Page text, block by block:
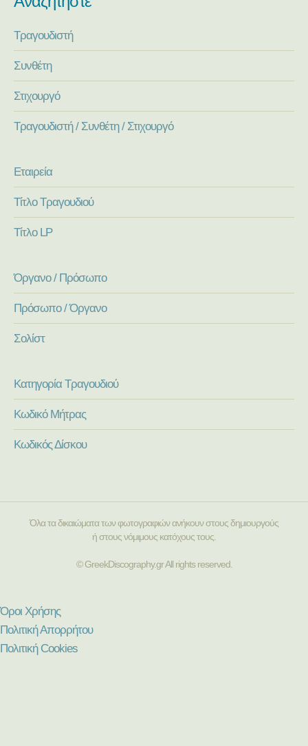
Τραγουδιστή
Συνθέτη
Στιχουργό
Τραγουδιστή / Συνθέτη / Στιχουργό
Εταιρεία
Τίτλο Τραγουδιού
Τίτλο LP
Όργανο / Πρόσωπο
Πρόσωπο / Όργανο
Σολίστ
Κατηγορία Τραγουδιού
Κωδικό Μήτρας
Κωδικός Δίσκου
Όλα τα δικαιώματα των φωτογραφιών ανήκουν στους δημιουργούς
ή στους νόμιμους κατόχους τους.
© GreekDiscography.gr All rights reserved.
Όροι Χρήσης
Πολιτική Απορρήτου
Πολιτική Cookies